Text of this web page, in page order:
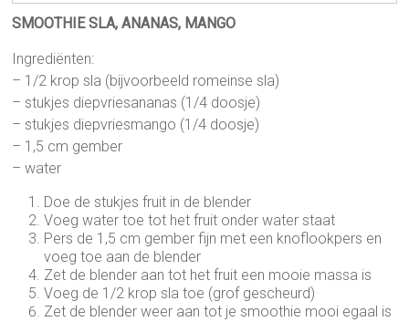
SMOOTHIE SLA, ANANAS, MANGO
Ingrediënten:
– 1/2 krop sla (bijvoorbeeld romeinse sla)
– stukjes diepvriesananas (1/4 doosje)
– stukjes diepvriesmango (1/4 doosje)
– 1,5 cm gember
– water
Doe de stukjes fruit in de blender
Voeg water toe tot het fruit onder water staat
Pers de 1,5 cm gember fijn met een knoflookpers en
voeg toe aan de blender
Zet de blender aan tot het fruit een mooie massa is
Voeg de 1/2 krop sla toe (grof gescheurd)
Zet de blender weer aan tot je smoothie mooi egaal is